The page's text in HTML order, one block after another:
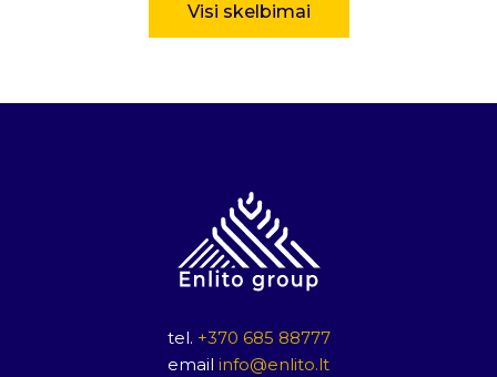
Visi skelbimai
tel. +370 685 88777
email info@enlito.lt